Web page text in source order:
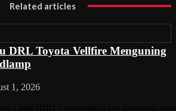
Related articles
DRL Toyota Vellfire Menguning
1, 2026